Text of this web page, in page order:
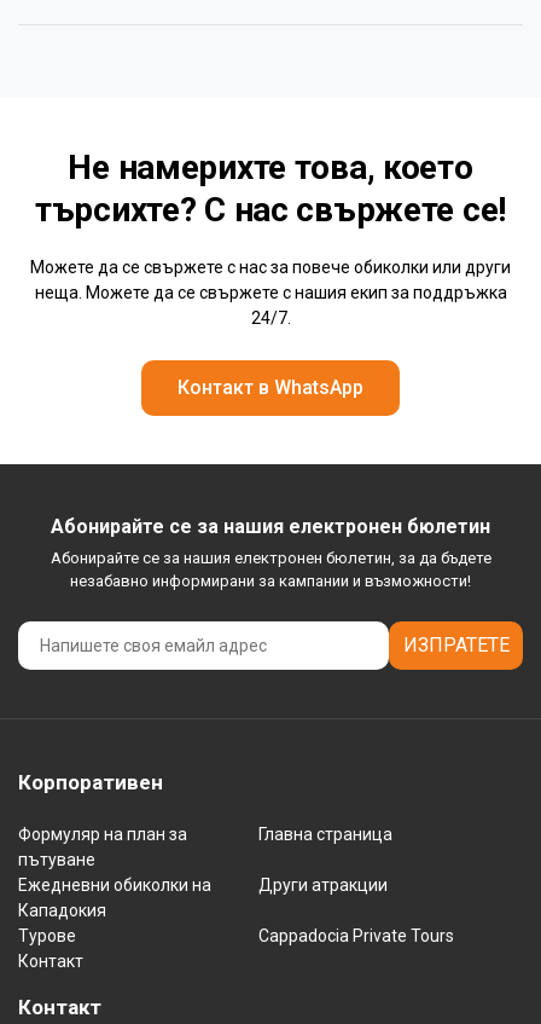
Не намерихте това, което
търсихте? С нас свържете се!
Можете да се свържете с нас за повече обиколки или други
неща. Можете да се свържете с нашия екип за поддръжка
24/7.
Контакт в WhatsApp
Абонирайте се за нашия електронен бюлетин
Абонирайте се за нашия електронен бюлетин, за да бъдете
незабавно информирани за кампании и възможности!
ИЗПРАТЕТЕ
Корпоративен
Формуляр на план за
пътуване
Главна страница
Ежедневни обиколки на
Кападокия
Други атракции
Турове
Cappadocia Private Tours
Контакт
Контакт